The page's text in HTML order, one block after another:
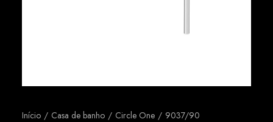
Início Casa de banho Circle One 9037/90